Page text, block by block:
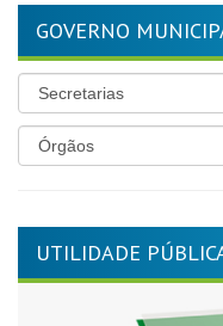
GOVERNO
UTILIDADE